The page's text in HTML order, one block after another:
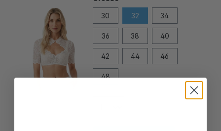
36 38 40
42 44 46
48